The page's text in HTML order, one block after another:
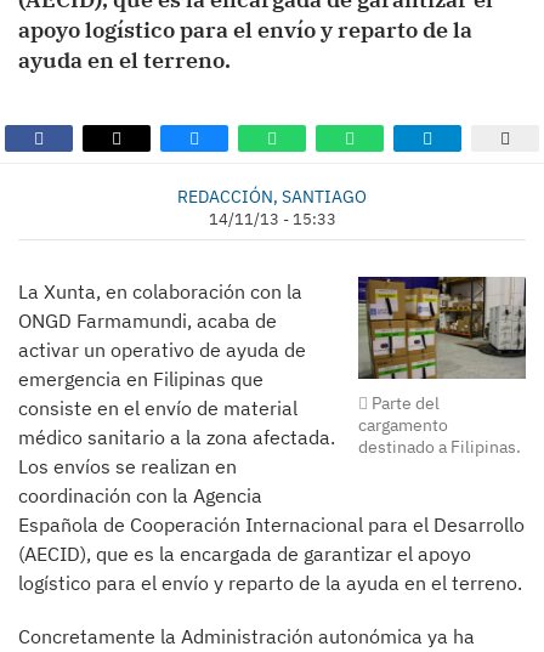
apoyo logístico para el envío y reparto de la
ayuda en el terreno.
REDACCIÓN, SANTIAGO
14/11/13 - 15:33
Parte del
cargamento
destinado a Filipinas.
La Xunta, en colaboración con la
ONGD Farmamundi, acaba de
activar un operativo de ayuda de
emergencia en Filipinas que
consiste en el envío de material
médico sanitario a la zona afectada.
Los envíos se realizan en
coordinación con la Agencia
Española de Cooperación Internacional para el Desarrollo
(AECID), que es la encargada de garantizar el apoyo
logístico para el envío y reparto de la ayuda en el terreno.
Concretamente la Administración autonómica ya ha